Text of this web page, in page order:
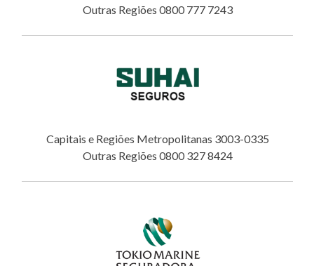
Outras Regiões 0800 777 7243
Capitais e Regiões Metropolitanas 3003-0335
Outras Regiões 0800 327 8424